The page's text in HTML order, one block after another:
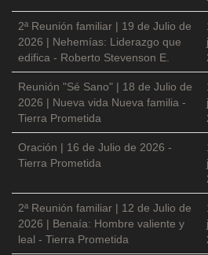
2ª Reunión familiar | 19 de Julio de
2026 | Nehemías: Liderazgo que
edifica - Roberto Stevenson E.
Reunión "Sé Sano" | 18 de Julio de
2026 | Nueva vida Nueva familia -
Tierra Prometida
Oración | 16 de Julio de 2026 -
Tierra Prometida
2ª Reunión familiar | 12 de Julio de
2026 | Benaía: Hombre valiente y
leal - Tierra Prometida